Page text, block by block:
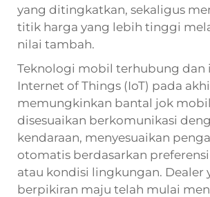
yang ditingkatkan, sekaligus
titik harga yang lebih tinggi
nilai tambah.
Teknologi mobil terhubung dan
Internet of Things (IoT) pada
memungkinkan bantal jok
disesuaikan berkomunikasi
kendaraan, menyesuaikan
otomatis berdasarkan
atau kondisi lingkungan. Dealer
berpikiran maju telah mulai